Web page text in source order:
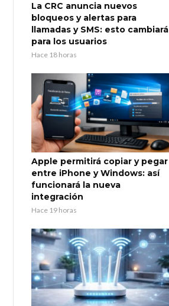
La CRC anuncia nuevos
bloqueos y alertas para
llamadas y SMS: esto cambiará
para los usuarios
Hace 18 horas
Apple permitirá copiar y pegar
entre iPhone y Windows: así
funcionará la nueva
integración
Hace 19 horas